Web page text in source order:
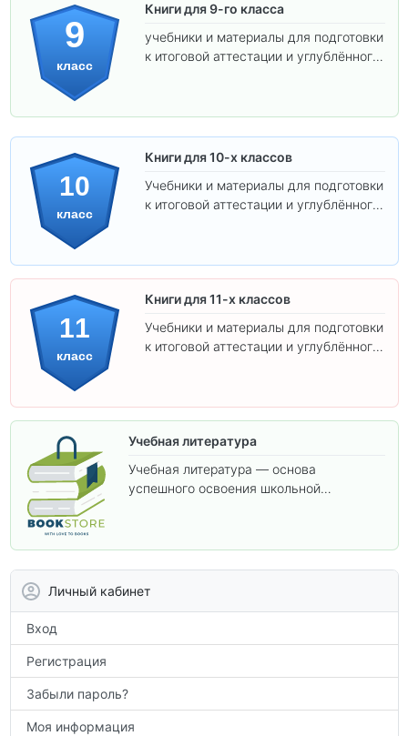
9
класс
Книги для 9-го класса
учебники и материалы для подготовки
к итоговой аттестации и углублённого
10
класс
Книги для 10-х классов
Учебники и материалы для подготовки
к итоговой аттестации и углублённого
11
класс
Книги для 11-х классов
Учебники и материалы для подготовки
к итоговой аттестации и углублённого
Учебная литература
Учебная литература — основа
успешного освоения школьной
Личный кабинет
Вход
Регистрация
Забыли пароль?
Моя информация